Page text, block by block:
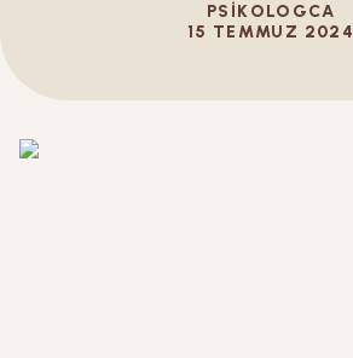
PSIKOLOGCA
15 TEMMUZ 2024